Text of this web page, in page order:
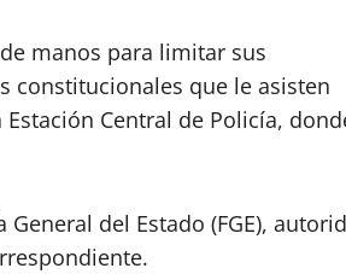
manos para limitar sus
constitucionales que le asisten
Central de Policía,
del Estado (FGE),